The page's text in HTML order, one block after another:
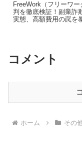
FreeWork（フリーワ
判を徹底検証！副業詐
実態、高額費用の罠を
コメント
ホーム その